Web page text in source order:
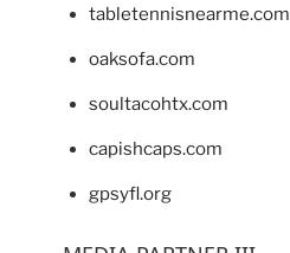
tabletennisnearme.com
oaksofa.com
soultacohtx.com
capishcaps.com
gpsyfl.org